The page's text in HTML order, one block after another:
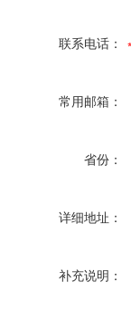
联系电话：
常用邮箱：
省份：
详细地址：
补充说明：